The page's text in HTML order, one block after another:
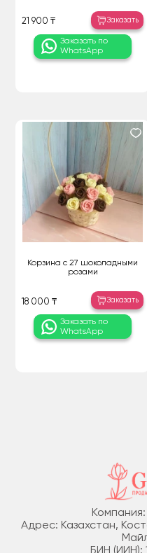
21 900 ₸ Заказать
Заказать по
WhatsApp
Корзина с 27 шоколадными
розами
18 000 ₸ Заказать
Заказать по
WhatsApp
Адрес: Казахстан,